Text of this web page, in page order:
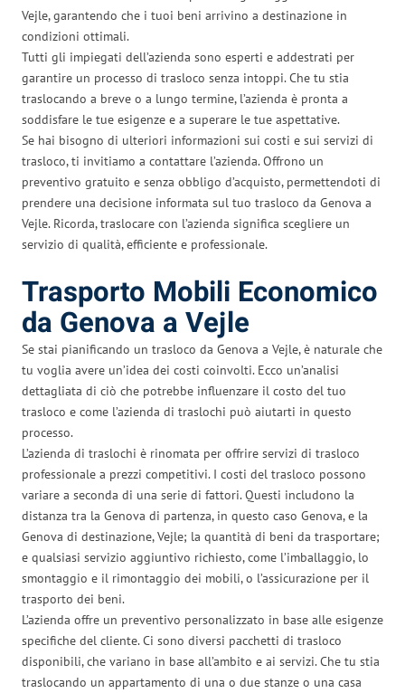
Vejle, garantendo che i tuoi beni arrivino a destinazione in
condizioni ottimali.
Tutti gli impiegati dell’azienda sono esperti e addestrati per
garantire un processo di trasloco senza intoppi. Che tu stia
traslocando a breve o a lungo termine, l’azienda è pronta a
soddisfare le tue esigenze e a superare le tue aspettative.
Se hai bisogno di ulteriori informazioni sui costi e sui servizi di
trasloco, ti invitiamo a contattare l’azienda. Offrono un
preventivo gratuito e senza obbligo d’acquisto, permettendoti di
prendere una decisione informata sul tuo trasloco da Genova a
Vejle. Ricorda, traslocare con l’azienda significa scegliere un
servizio di qualità, efficiente e professionale.
Trasporto Mobili Economico
da Genova a Vejle
Se stai pianificando un trasloco da Genova a Vejle, è naturale che
tu voglia avere un’idea dei costi coinvolti. Ecco un’analisi
dettagliata di ciò che potrebbe influenzare il costo del tuo
trasloco e come l’azienda di traslochi può aiutarti in questo
processo.
L’azienda di traslochi è rinomata per offrire servizi di trasloco
professionale a prezzi competitivi. I costi del trasloco possono
variare a seconda di una serie di fattori. Questi includono la
distanza tra la Genova di partenza, in questo caso Genova, e la
Genova di destinazione, Vejle; la quantità di beni da trasportare;
e qualsiasi servizio aggiuntivo richiesto, come l’imballaggio, lo
smontaggio e il rimontaggio dei mobili, o l’assicurazione per il
trasporto dei beni.
L’azienda offre un preventivo personalizzato in base alle esigenze
specifiche del cliente. Ci sono diversi pacchetti di trasloco
disponibili, che variano in base all’ambito e ai servizi. Che tu stia
traslocando un appartamento di una o due stanze o una casa